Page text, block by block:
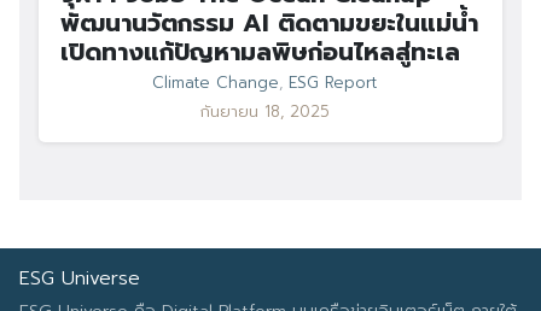
พัฒนานวัตกรรม AI ติดตามขยะในแม่น้ำ
เปิดทางแก้ปัญหามลพิษก่อนไหลสู่ทะเล
Climate Change, ESG Report
กันยายน 18, 2025
ESG Universe